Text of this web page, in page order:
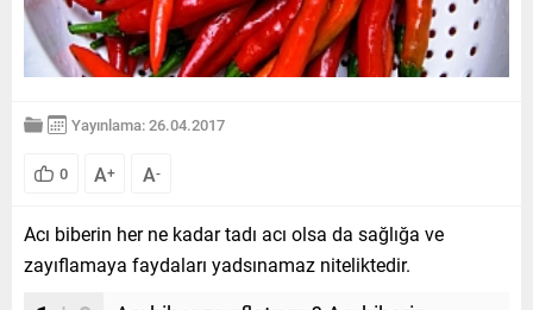
Yayınlama: 26.04.2017
0 A+ A-
Acı biberin her ne kadar tadı acı olsa da sağlığa ve
zayıflamaya faydaları yadsınamaz niteliktedir.